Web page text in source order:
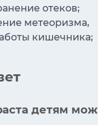
отеков;
метеоризма,
кишечника;
детям